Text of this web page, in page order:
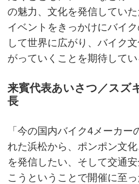
の魅力、文化を発信してい
イベントをきっかけにバイ
して世界に広がり、バイク
がっていくことを期待してい
来賓代表あいさつ／スズ
長
「今の国内バイク4メーカー
れた浜松から、ポンポン文
を発信したい、そして交通
こうということで開催に至